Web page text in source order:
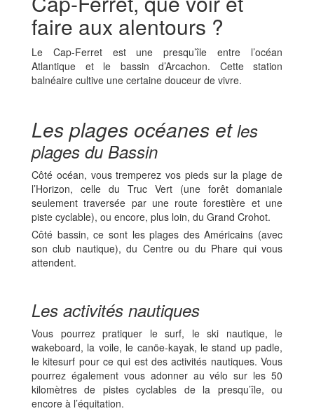
faire aux alentours ?
Le Cap-Ferret est une presqu’île entre l’océan
Atlantique et le bassin d’Arcachon. Cette station
balnéaire cultive une certaine douceur de vivre.
Les plages océanes etles
plages du Bassin
Côté océan, vous tremperez vos pieds sur la plage de
l’Horizon, celle du Truc Vert (une forêt domaniale
seulement traversée par une route forestière et une
piste cyclable), ou encore, plus loin, du Grand Crohot.
Côté bassin, ce sont les plages des Américains (avec
son club nautique), du Centre ou du Phare qui vous
attendent.
Les activités nautiques
Vous pourrez pratiquer le surf, le ski nautique, le
wakeboard, la voile, le canöe-kayak, le stand up padle,
le kitesurf pour ce qui est des activités nautiques. Vous
pourrez également vous adonner au vélo sur les 50
kilomètres de pistes cyclables de la presqu’île, ou
encore à l’équitation.